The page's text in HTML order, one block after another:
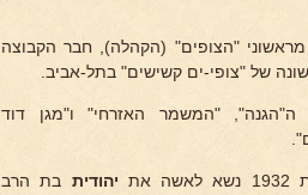
"הצופים" (הקהלה), חבר הקבוצה
של "צופי-ים קשישים" בתל-אביב.
ה"הגנה", "המשמר האזרחי" ו"מגן דוד
את יהודית בת הרב